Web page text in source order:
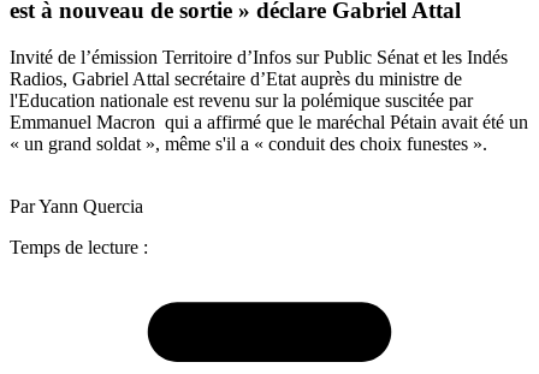
est à nouveau de sortie » déclare Gabriel Attal
Invité de l’émission Territoire d’Infos sur Public Sénat et les Indés
Radios, Gabriel Attal secrétaire d’Etat auprès du ministre de
l'Education nationale est revenu sur la polémique suscitée par
Emmanuel Macron qui a affirmé que le maréchal Pétain avait été un
« un grand soldat », même s'il a « conduit des choix funestes ».
Par Yann Quercia
Temps de lecture :